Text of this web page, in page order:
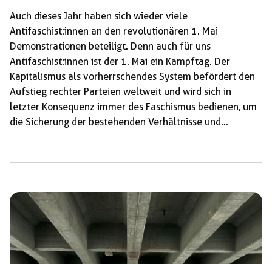
Auch dieses Jahr haben sich wieder viele
Antifaschist:innen an den revolutionären 1. Mai
Demonstrationen beteiligt. Denn auch für uns
Antifaschist:innen ist der 1. Mai ein Kampftag. Der
Kapitalismus als vorherrschendes System befördert den
Aufstieg rechter Parteien weltweit und wird sich in
letzter Konsequenz immer des Faschismus bedienen, um
die Sicherung der bestehenden Verhältnisse und
werden aber den Kapitalismus niemals überwinden, da
dieser keines der Probleme ist, das sie beseitigen wollen.
Ganz im Gegenteil! Sie werden die Interessen der […]